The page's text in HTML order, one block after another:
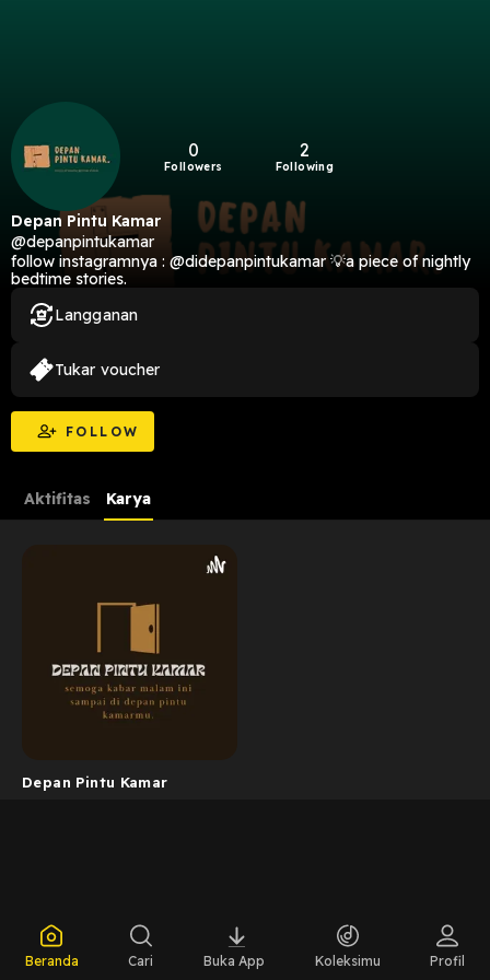
0
Followers
2
Following
Depan Pintu Kamar
@depanpintukamar
follow instagramnya : @didepanpintukamar 💡a piece of nightly
bedtime stories.
FOLLOW
Langganan
Tukar voucher
Aktifitas Karya
Depan Pintu Kamar
Beranda Cari Buka App Koleksimu Profil